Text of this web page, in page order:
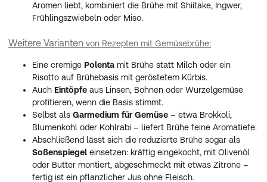
Aromen liebt, kombiniert die Brühe mit Shiitake, Ingwer,
Frühlingszwiebeln oder Miso.
Weitere Varianten von Rezepten mit Gemüsebrühe:
Eine cremige Polenta mit Brühe statt Milch oder ein
Risotto auf Brühebasis mit geröstetem Kürbis.
Auch Eintöpfe aus Linsen, Bohnen oder Wurzelgemüse
profitieren, wenn die Basis stimmt.
Selbst als Garmedium für Gemüse – etwa Brokkoli,
Blumenkohl oder Kohlrabi – liefert Brühe feine Aromatiefe.
Abschließend lässt sich die reduzierte Brühe sogar als
Soßenspiegel einsetzen: kräftig eingekocht, mit Olivenöl
oder Butter montiert, abgeschmeckt mit etwas Zitrone –
fertig ist ein pflanzlicher Jus ohne Fleisch.